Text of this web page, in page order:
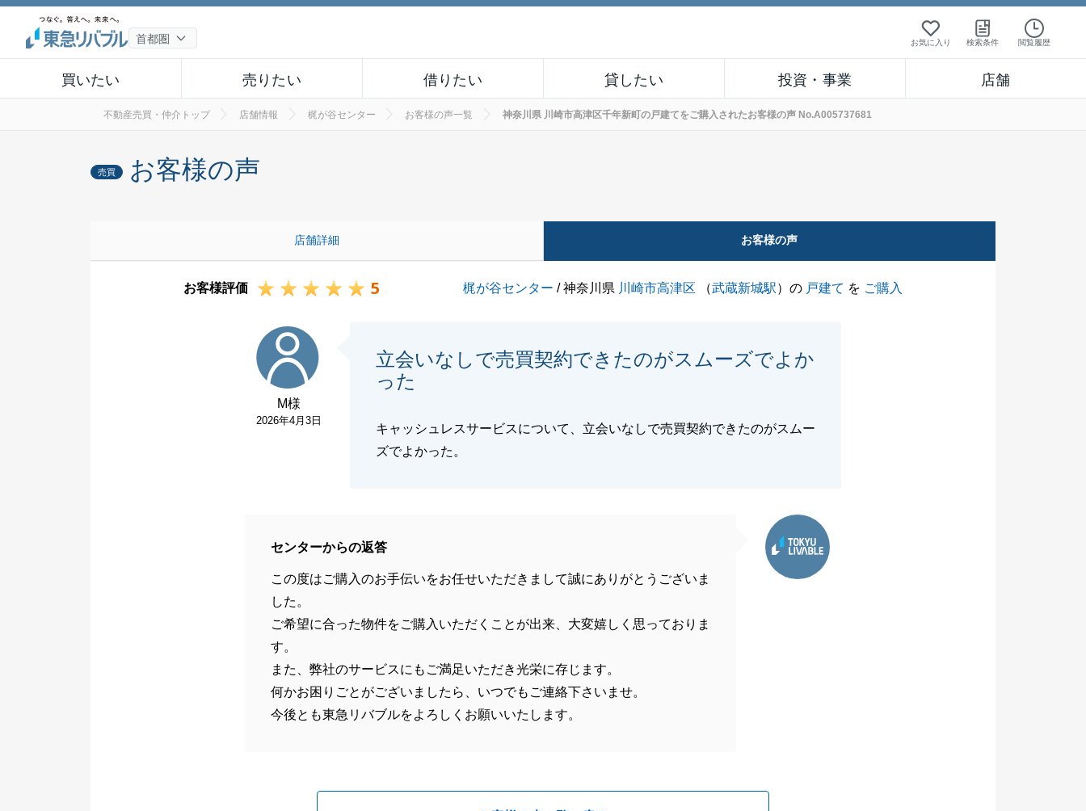
お気に入り 検索条件 閲覧履歴
買いたい 売りたい 借りたい 貸したい 投資・事業 店舗
不動産売買・仲介トップ 店舗情報 梶が谷センター お客様の声一覧 神奈川県 川崎市高津区千年新町の戸建てをご購入されたお客様の声 No.A005737681
売買 お客様の声
店舗詳細 お客様の声
お客様評価 5 梶が谷センター / 神奈川県 川崎市高津区 （武蔵新城駅）の 戸建て を ご購入
M様
2026年4月3日
立会いなしで売買契約できたのがスムーズでよか
った
キャッシュレスサービスについて、立会いなしで売買契約できたのがスムー
ズでよかった。
センターからの返答
この度はご購入のお手伝いをお任せいただきまして誠にありがとうございま
した。
ご希望に合った物件をご購入いただくことが出来、大変嬉しく思っておりま
す。
また、弊社のサービスにもご満足いただき光栄に存じます。
何かお困りごとがございましたら、いつでもご連絡下さいませ。
今後とも東急リバブルをよろしくお願いいたします。